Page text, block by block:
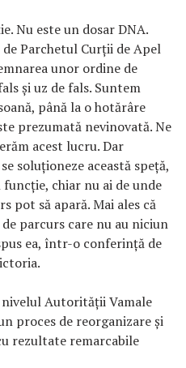
Nu este un dosar DNA.
Parchetul Curții de Apel
unor ordine de
și uz de fals. Suntem
până la o hotărâre
prezumată nevinovată. Ne
acest lucru. Dar
soluționeze această speță,
chiar nu ai de unde
pot să apară. Mai ales că
parcurs care nu au niciun
ea, într-o conferință de
Autorității Vamale
proces de reorganizare și
rezultate remarcabile